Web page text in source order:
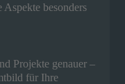
Aspekte besonders
Projekte genauer –
für Ihre